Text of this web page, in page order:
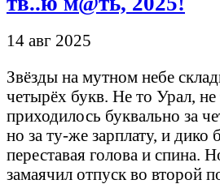
14 авг 2025
Звёзды на мутном небе
четырёх букв. Не то Урал, не
приходилось буквально за
но за ту-же зарплату, и дико
переставая голова и спина.
замаячил отпуск во второй